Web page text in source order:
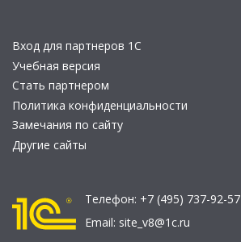
Вход для партнеров 1С
Учебная версия
Стать партнером
Политика конфиденциальности
Замечания по сайту
Другие сайты
Телефон: +7 (495) 737-92-57
Email: site_v8@1c.ru